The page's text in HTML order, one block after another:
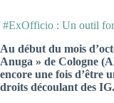
#ExOfficio : Un outil
Au début du mois
Anuga » de Cologne
encore une fois d’être
droits découlant des IG.